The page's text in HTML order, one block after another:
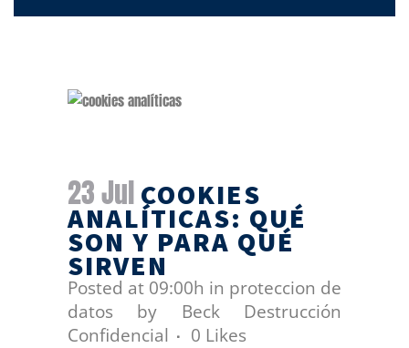
23 Jul COOKIES
ANALÍTICAS: QUÉ
SON Y PARA QUÉ
SIRVEN
Posted at 09:00h in proteccion de
datos
by Beck Destrucción
Confidencial
0 Likes